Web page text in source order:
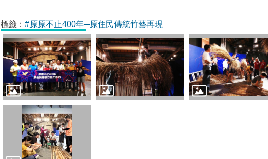
標籤： #原原不止400年─原住民傳統竹藝再現